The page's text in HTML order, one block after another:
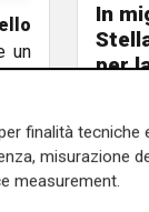
un
dei
In
per
finalità tecniche
misurazione
measurement.